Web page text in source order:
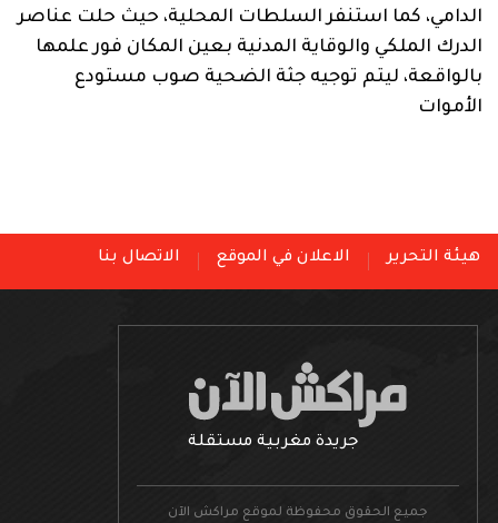
الدامي، كما استنفر السلطات المحلية، حيث حلت عناصر
الدرك الملكي والوقاية المدنية بعين المكان فور علمها
بالواقعة، ليتم توجيه جثة الضحية صوب مستودع
الأموات
هيئة التحرير الاعلان في الموقع الاتصال بنا
جريدة مغربية مستقلة
جميع الحقوق محفوظة لموقع مراكش الآن